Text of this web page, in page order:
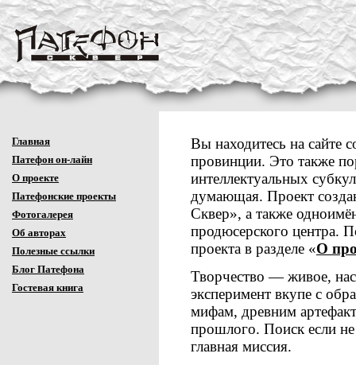
Главная
Патефон он-лайн
О проекте
Патефонские проекты
Фотогалерея
Об авторах
Полезные ссылки
Блог Патефона
Гостевая книга
Вы находитесь на сайте
провинции. Это также
интеллектуальных
думающая. Проект
Сквер», а также
продюсерского центра.
проекта в разделе «О
Творчество — живое,
эксперимент вкупе с
мифам, древним
прошлого. Поиск если
главная миссия.